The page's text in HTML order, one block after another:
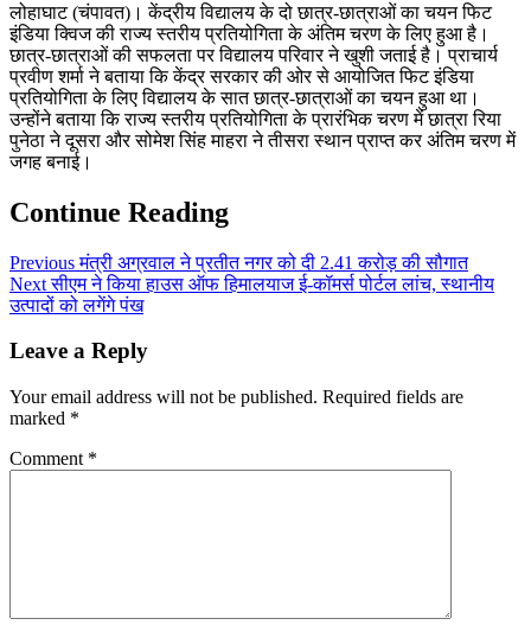
लोहाघाट (चंपावत)। केंद्रीय विद्यालय के दो छात्र-छात्राओं का चयन फिट
इंडिया क्विज की राज्य स्तरीय प्रतियोगिता के अंतिम चरण के लिए हुआ है।
छात्र-छात्राओं की सफलता पर विद्यालय परिवार ने खुशी जताई है। प्राचार्य
प्रवीण शर्मा ने बताया कि केंद्र सरकार की ओर से आयोजित फिट इंडिया
प्रतियोगिता के लिए विद्यालय के सात छात्र-छात्राओं का चयन हुआ था।
उन्होंने बताया कि राज्य स्तरीय प्रतियोगिता के प्रारंभिक चरण में छात्रा रिया
पुनेठा ने दूसरा और सोमेश सिंह माहरा ने तीसरा स्थान प्राप्त कर अंतिम चरण में
जगह बनाई।
Continue Reading
Previousमंत्री अग्रवाल ने प्रतीत नगर को दी 2.41 करोड़ की सौगात
Nextसीएम ने किया हाउस ऑफ हिमालयाज ई-कॉमर्स पोर्टल लांच, स्थानीय
उत्पादों को लगेंगे पंख
Leave a Reply
Your email address will not be published. Required fields are
marked *
Comment *